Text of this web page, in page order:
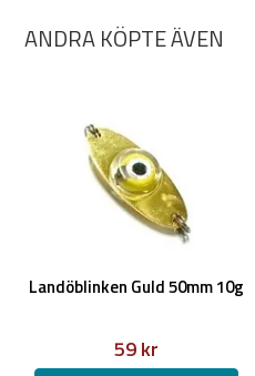
ANDRA KÖPTE ÄVEN
Landöblinken Guld 50mm 10g
59 kr